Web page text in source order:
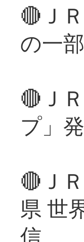
🔴Ｊ
の一
🔴Ｊ
プ」
🔴Ｊ
県 世
信